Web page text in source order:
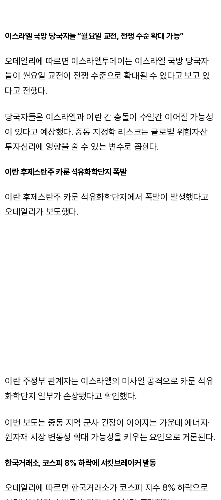
이스라엘 국방 당국자들 “월요일 교전, 전쟁 수준 확대 가능”
오데일리에 따르면 이스라엘투데이는 이스라엘 국방 당국자
들이 월요일 교전이 전쟁 수준으로 확대될 수 있다고 보고 있
다고 전했다.
당국자들은 이스라엘과 이란 간 충돌이 수일간 이어질 가능성
이 있다고 예상했다. 중동 지정학 리스크는 글로벌 위험자산
투자심리에 영향을 줄 수 있는 변수로 꼽힌다.
이란 후제스탄주 카룬 석유화학단지 폭발
이란 후제스탄주 카룬 석유화학단지에서 폭발이 발생했다고
오데일리가 보도했다.
이란 주정부 관계자는 이스라엘의 미사일 공격으로 카룬 석유
화학단지 일부가 손상됐다고 확인했다.
이번 보도는 중동 지역 군사 긴장이 이어지는 가운데 에너지·
원자재 시장 변동성 확대 가능성을 키우는 요인으로 거론된다.
한국거래소, 코스피 8% 하락에 서킷브레이커 발동
오데일리에 따르면 한국거래소가 코스피 지수 8% 하락으로